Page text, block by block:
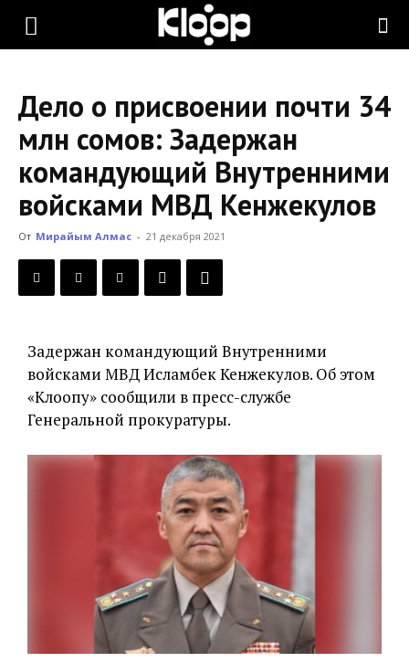
KLOOP.KG
Новости
Кыргызстана
Дело о присвоении почти 34
млн сомов: Задержан
командующий Внутренними
войсками МВД Кенжекулов
От Мирайым Алмас - 21 декабря 2021
Задержан командующий Внутренними
войсками МВД Исламбек Кенжекулов. Об этом
«Клоопу» сообщили в пресс-службе
Генеральной прокуратуры.